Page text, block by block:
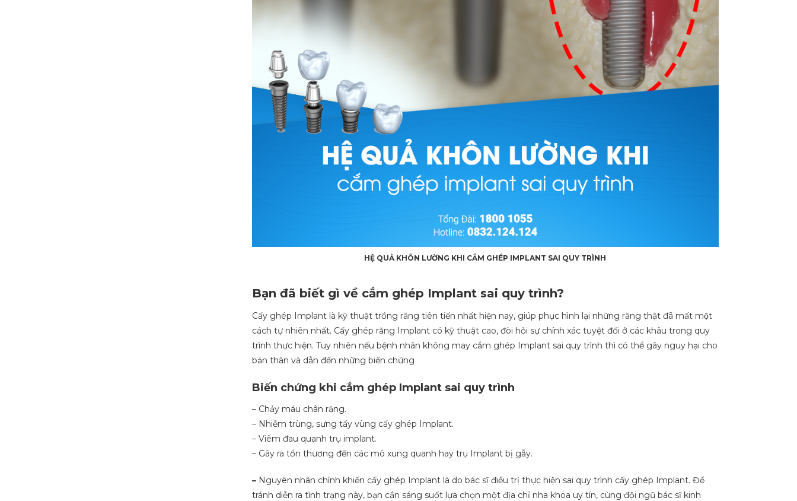
HỆ QUẢ KHÔN LƯỜNG KHI CẮM GHÉP IMPLANT SAI QUY TRÌNH
Bạn đã biết gì về cắm ghép Implant sai quy trình?
Cấy ghép Implant là kỹ thuật trồng răng tiên tiến nhất hiện nay, giúp phục hình lại những răng thật đã mất một
cách tự nhiên nhất. Cấy ghép răng Implant có kỹ thuật cao, đòi hỏi sự chính xác tuyệt đối ở các khâu trong quy
trình thực hiện. Tuy nhiên nếu bệnh nhân không may cắm ghép Implant sai quy trình thì có thể gây nguy hại cho
bản thân và dẫn đến những biến chứng
Biến chứng khi cắm ghép Implant sai quy trình
– Chảy máu chân răng.
– Nhiễm trùng, sưng tấy vùng cấy ghép Implant.
– Viêm đau quanh trụ implant.
– Gây ra tổn thương đến các mô xung quanh hay trụ Implant bị gẫy.
–Nguyên nhân chính khiến cấy ghép Implant là do bác sĩ điều trị thực hiện sai quy trình cấy ghép Implant. Để
tránh diễn ra tình trạng này, bạn cần sáng suốt lựa chọn một địa chỉ nha khoa uy tín, cùng đội ngũ bác sĩ kinh